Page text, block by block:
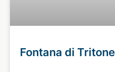
Fontana di Tritone